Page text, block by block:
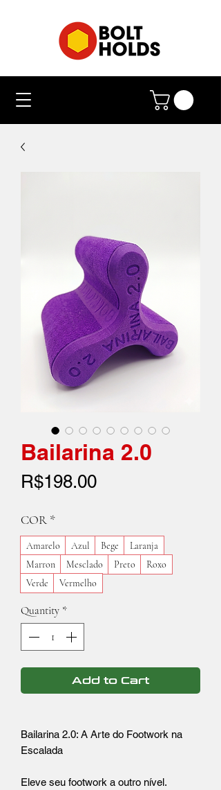
Bailarina 2.0
R$198.00Price
COR *
Amarelo Azul Bege
Laranja
Marron
Mesclado Preto
Roxo
Verde
Vermelho
Quantity *
Add to Cart
Bailarina 2.0: A Arte do Footwork na
Escalada
Eleve seu footwork a outro nível.